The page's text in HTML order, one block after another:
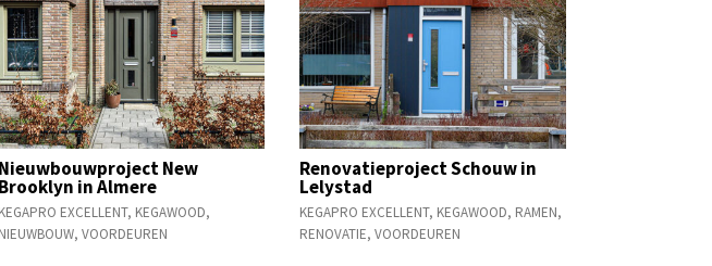
Nieuwbouwproject New
Brooklyn in Almere
KEGAPRO EXCELLENT, KEGAWOOD,
NIEUWBOUW,VOORDEUREN
Renovatieproject Schouw in
Lelystad
KEGAPRO EXCELLENT, KEGAWOOD, RAMEN,
RENOVATIE, VOORDEUREN